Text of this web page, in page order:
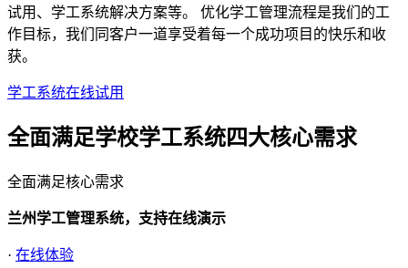
试用、学工系统解决方案等。 优化学工管理流程是我们的工
作目标，我们同客户一道享受着每一个成功项目的快乐和收
获。
学工系统在线试用
全面满足学校学工系统四大核心需求
全面满足核心需求
兰州学工管理系统，支持在线演示
· 在线体验